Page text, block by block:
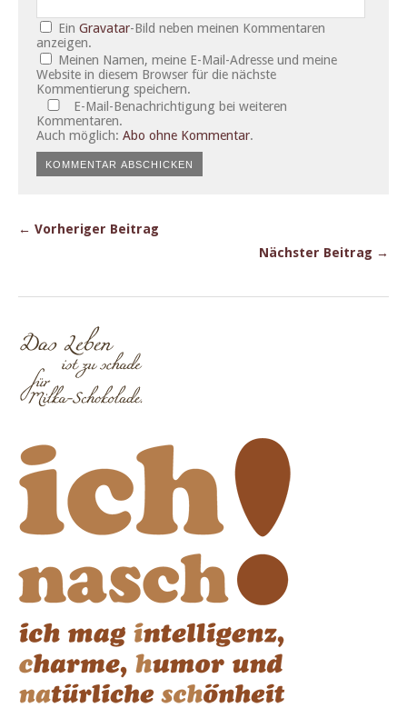
EinGravatar-Bild neben meinen Kommentaren
anzeigen.
Meinen Namen, meine E-Mail-Adresse und meine
Website in diesem Browser für die nächste
Kommentierung speichern.
E-Mail-Benachrichtigung bei weiteren
Kommentaren.
Auch möglich: Abo ohne Kommentar.
← Vorheriger Beitrag
Nächster Beitrag →